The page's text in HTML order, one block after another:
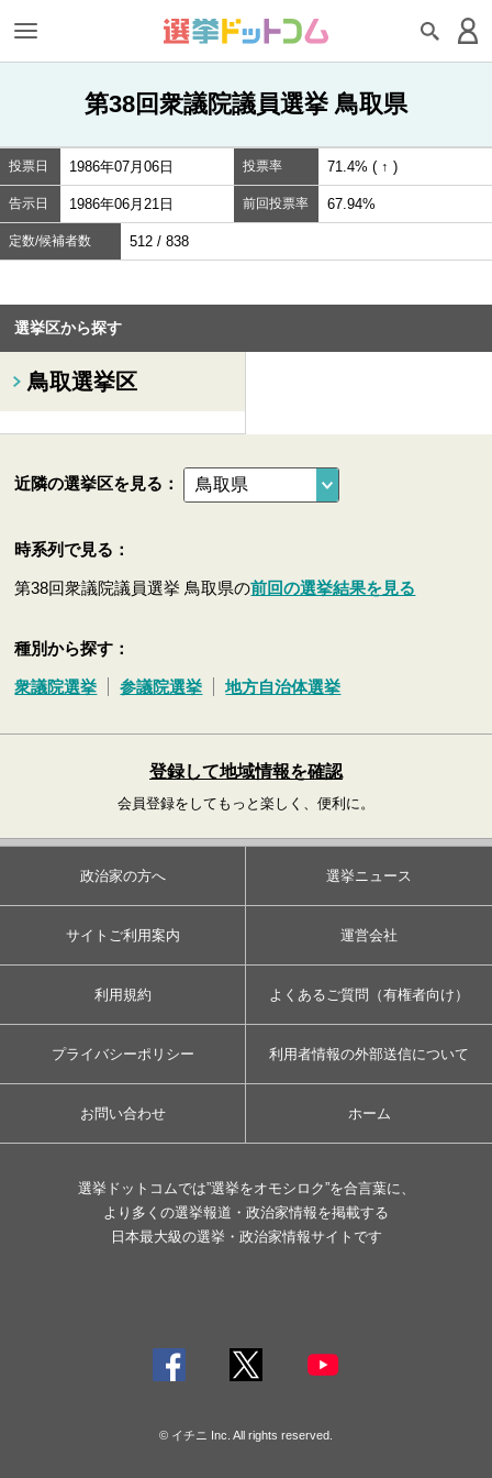
第38回衆議院議員選挙 鳥取県
投票日 1986年07月06日 投票率 71.4% ( ↑ )
告示日 1986年06月21日 前回投票率 67.94%
定数/候補者数 512 / 838
選挙区から探す
鳥取選挙区
近隣の選挙区を見る：
時系列で見る：
第38回衆議院議員選挙 鳥取県の前回の選挙結果を見る
種別から探す：
衆議院選挙 参議院選挙 地方自治体選挙
登録して地域情報を確認
会員登録をしてもっと楽しく、便利に。
政治家の方へ 選挙ニュース
サイトご利用案内 運営会社
利用規約 よくあるご質問（有権者向け）
プライバシーポリシー 利用者情報の外部送信について
お問い合わせ ホーム
選挙ドットコムでは”選挙をオモシロク”を合言葉に、
より多くの選挙報道・政治家情報を掲載する
日本最大級の選挙・政治家情報サイトです
© イチニ Inc. All rights reserved.